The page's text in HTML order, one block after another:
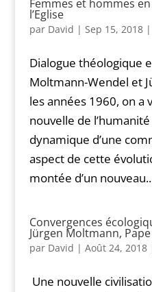
Femmes et hommes
l’Eglise
par David | Sep 15, 2018|
Dialogue théologique
Moltmann-Wendel et
les années 1960, on a
nouvelle de
dynamique d’une
aspect de cette
montée d’un
Convergences
Jürgen Moltmann,
par David | Août 24, 2018
Une nouvelle